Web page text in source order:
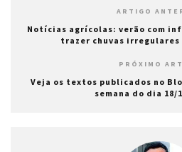
ARTIGO
Notícias agrícolas: verão com
trazer chuvas irregulares
PRÓXIMO
Veja os textos publicados no
semana do dia 18/